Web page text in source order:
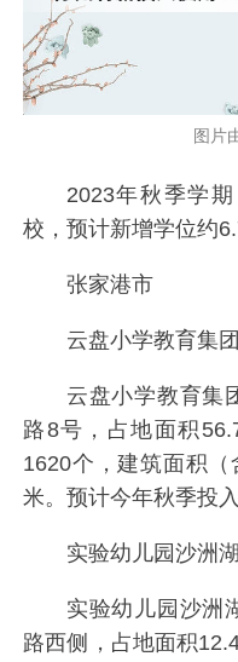
图片
2023年秋季学
校，预计新增学位约
张家港市
云盘小学教育集
云盘小学教育集
路8号，占地面积
1620个，建筑面积
米。预计今年秋季投入
实验幼儿园沙洲
实验幼儿园沙洲
路西侧，占地面积